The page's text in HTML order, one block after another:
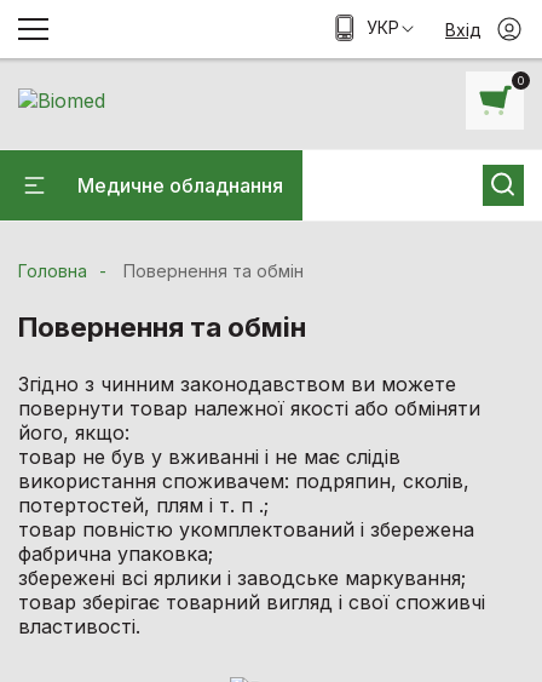
0
Медичне обладнання
УКР Вхід
Головна Повернення та обмін
Повернення та обмін
Згідно з чинним законодавством ви можете
повернути товар належної якості або обміняти
його, якщо:
товар не був у вживанні і не має слідів
використання споживачем: подряпин, сколів,
потертостей, плям і т. п .;
товар повністю укомплектований і збережена
фабрична упаковка;
збережені всі ярлики і заводське маркування;
товар зберігає товарний вигляд і свої споживчі
властивості.